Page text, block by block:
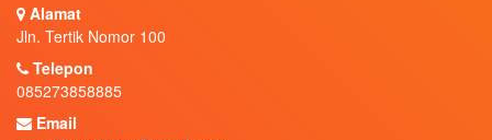
Alamat
Jln. Tertik Nomor 100
Telepon
085273858885
Email